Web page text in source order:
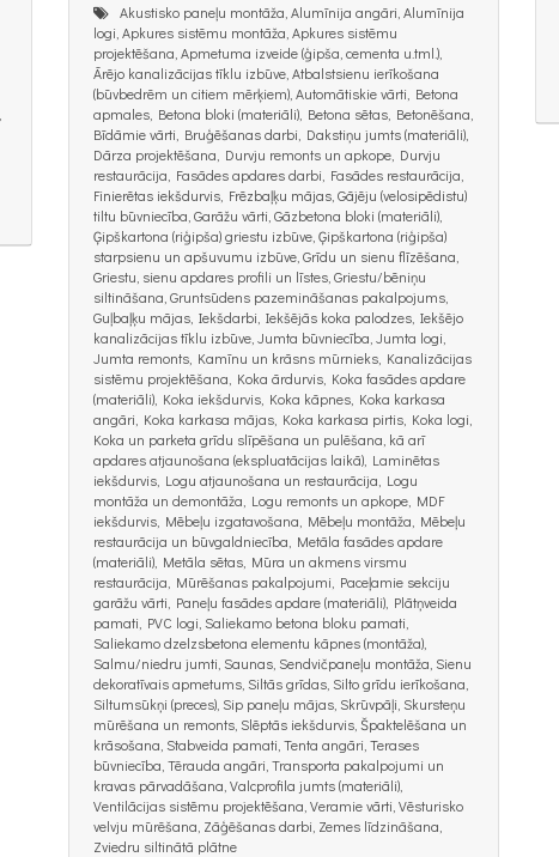
Akustisko paneļu montāža, Alumīnija angāri, Alumīnija
logi, Apkures sistēmu montāža, Apkures sistēmu
projektēšana, Apmetuma izveide (ģipša, cementa u.tml.),
Ārējo kanalizācijas tīklu izbūve, Atbalstsienu ierīkošana
(būvbedrēm un citiem mērķiem), Automātiskie vārti, Betona
apmales, Betona bloki (materiāli), Betona sētas, Betonēšana,
Bīdāmie vārti, Bruģēšanas darbi, Dakstiņu jumts (materiāli),
Dārza projektēšana, Durvju remonts un apkope, Durvju
restaurācija, Fasādes apdares darbi, Fasādes restaurācija,
Finierētas iekšdurvis, Frēzbaļķu mājas, Gājēju (velosipēdistu)
tiltu būvniecība, Garāžu vārti, Gāzbetona bloki (materiāli),
Ģipškartona (riģipša) griestu izbūve, Ģipškartona (riģipša)
starpsienu un apšuvumu izbūve, Grīdu un sienu flīzēšana,
Griestu, sienu apdares profili un līstes, Griestu/bēniņu
siltināšana, Gruntsūdens pazemināšanas pakalpojums,
Guļbaļķu mājas, Iekšdarbi, Iekšējās koka palodzes, Iekšējo
kanalizācijas tīklu izbūve, Jumta būvniecība, Jumta logi,
Jumta remonts, Kamīnu un krāsns mūrnieks, Kanalizācijas
sistēmu projektēšana, Koka ārdurvis, Koka fasādes apdare
(materiāli), Koka iekšdurvis, Koka kāpnes, Koka karkasa
angāri, Koka karkasa mājas, Koka karkasa pirtis, Koka logi,
Koka un parketa grīdu slīpēšana un pulēšana, kā arī
apdares atjaunošana (ekspluatācijas laikā), Laminētas
iekšdurvis, Logu atjaunošana un restaurācija, Logu
montāža un demontāža, Logu remonts un apkope, MDF
iekšdurvis, Mēbeļu izgatavošana, Mēbeļu montāža, Mēbeļu
restaurācija un būvgaldniecība, Metāla fasādes apdare
(materiāli), Metāla sētas, Mūra un akmens virsmu
restaurācija, Mūrēšanas pakalpojumi, Paceļamie sekciju
garāžu vārti, Paneļu fasādes apdare (materiāli), Plātņveida
pamati, PVC logi, Saliekamo betona bloku pamati,
Saliekamo dzelzsbetona elementu kāpnes (montāža),
Salmu/niedru jumti, Saunas, Sendvičpaneļu montāža, Sienu
dekoratīvais apmetums, Siltās grīdas, Silto grīdu ierīkošana,
Siltumsūkņi (preces), Sip paneļu mājas, Skrūvpāļi, Skursteņu
mūrēšana un remonts, Slēptās iekšdurvis, Špaktelēšana un
krāsošana, Stabveida pamati, Tenta angāri, Terases
būvniecība, Tērauda angāri, Transporta pakalpojumi un
kravas pārvadāšana, Valcprofila jumts (materiāli),
Ventilācijas sistēmu projektēšana, Veramie vārti, Vēsturisko
velvju mūrēšana, Zāģēšanas darbi, Zemes līdzināšana,
Zviedru siltinātā plātne